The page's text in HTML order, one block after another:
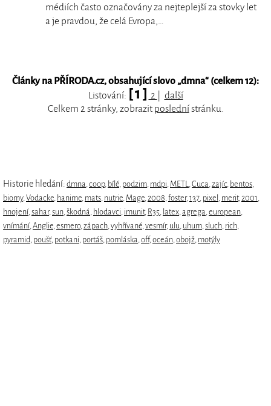
médiích často označovány za nejteplejší za stovky let
a je pravdou, že celá Evropa,…
Články na PŘÍRODA.cz, obsahující slovo „dmna“ (celkem 12):
Listování: [ 1 ] 2
další
Celkem 2 stránky, zobrazitposlednístránku.
Historie hledání: dmna,coop, bílé, podzim, mdpi, METL,Cuca,zajíc, bentos,
biomy,Vodacke, hanime, mats, nutrie, Mage,2008,foster,137, pixel , merit,2001 ,
hnojení,sahar,sun,škodná, hlodavci, imunit, R35, latex,agrega,european,
vnímání,Anglie,esmero,zápach,vyhřívané,vesmír, ulu, uhum,sluch, rich,
pyramid, poušť, potkani, portáš, pomláska,off,oceán,obojž, motýly